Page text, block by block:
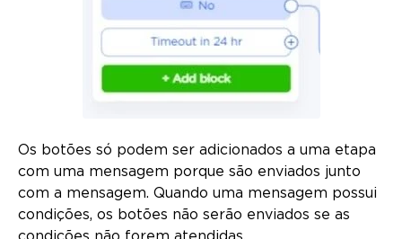
Os botões só podem ser adicionados a uma etapa
com uma mensagem porque são enviados junto
com a mensagem. Quando uma mensagem possui
condições, os botões não serão enviados se as